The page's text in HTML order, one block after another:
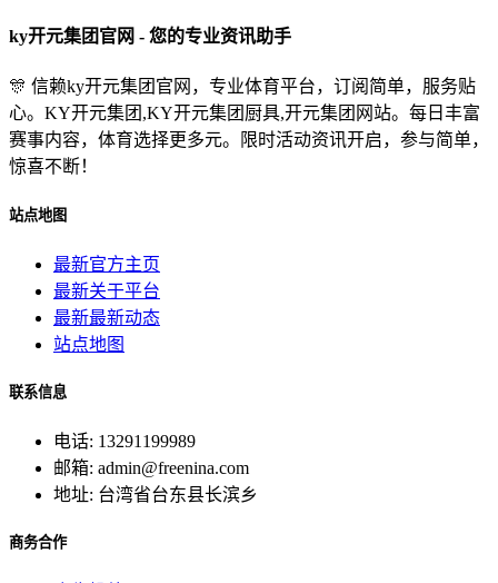
ky开元集团官网 - 您的专业资讯助手
🎊 信赖ky开元集团官网，专业体育平台，订阅简单，服务贴
心。KY开元集团,KY开元集团厨具,开元集团网站。每日丰富
赛事内容，体育选择更多元。限时活动资讯开启，参与简单，
惊喜不断！
站点地图
最新官方主页
最新关于平台
最新最新动态
站点地图
联系信息
电话: 13291199989
邮箱: admin@freenina.com
地址: 台湾省台东县长滨乡
商务合作